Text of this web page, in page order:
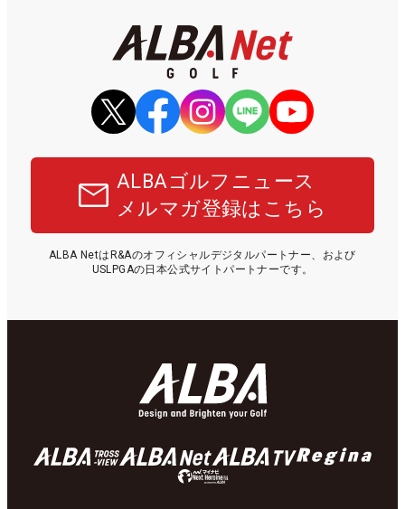
ALBAゴルフニュース
メルマガ登録はこちら
ALBA NetはR&Aのオフィシャルデジタルパートナー、および
USLPGAの日本公式サイトパートナーです。